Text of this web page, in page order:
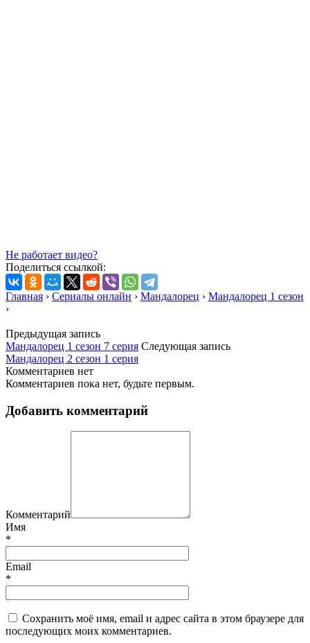
Не работает видео?
Поделиться ссылкой:
Главная › Сериалы онлайн › Мандалорец › Мандалорец 1 сезон
›
Предыдущая запись
Мандалорец 1 сезон 7 серия Следующая запись
Мандалорец 2 сезон 1 серия
Комментариев нет
Комментариев пока нет, будьте первым.
Добавить комментарий
Комментарий
Имя
*
Email
*
Сохранить моё имя, email и адрес сайта в этом браузере для
последующих моих комментариев.